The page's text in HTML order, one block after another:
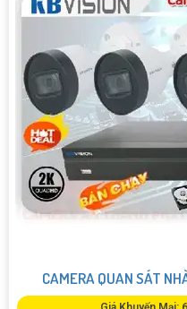
CAMERA QUAN SÁT